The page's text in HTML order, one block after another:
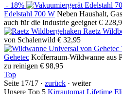
- 18%
Edelstahl 700 W Neben Haushalt,
auch für die Industrie geeignet €
Raetz
von Schalenwild € 32,95
Gehetec Kofferraum-Wildwanne aus
zu reinigen € 98,95
Top
Seite 17/17 · zurück · weiter
Unsere Top 5 Kirrautomat Lifetime